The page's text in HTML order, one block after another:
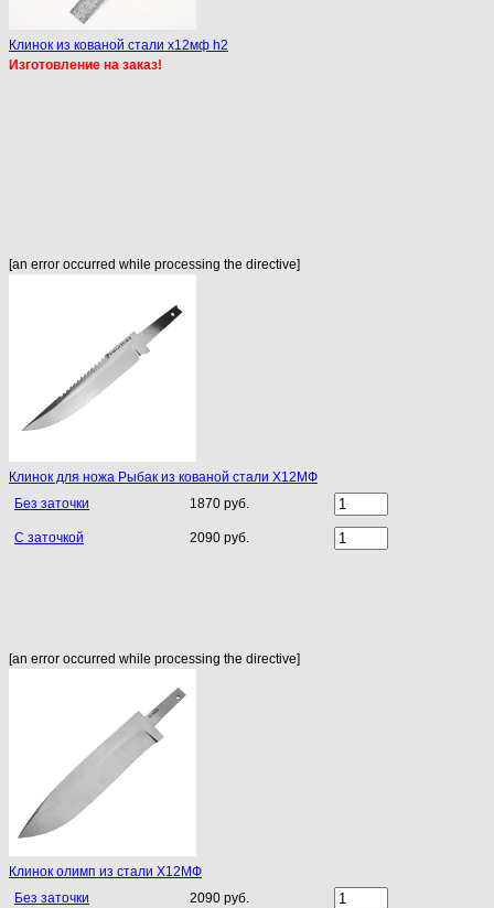
Клинок из кованой стали х12мф h2
Изготовление на заказ!
[an error occurred while processing the directive]
Клинок для ножа Рыбак из кованой стали Х12МФ
Без заточки
1870 руб.
С заточкой 2090 руб.
[an error occurred while processing the directive]
Клинок олимп из стали Х12МФ
Без заточки
2090 руб.